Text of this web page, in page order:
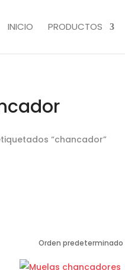
INICIO PRODUCTOS
“chancador”